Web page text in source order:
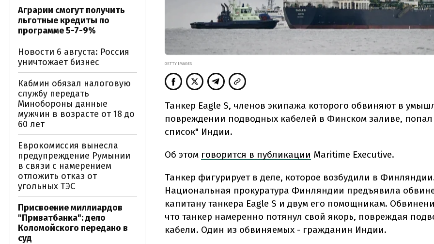
GETTY IMAGES
Танкер Eagle S, членов экипажа которого обвиняют в
повреждении подводных кабелей в Финском заливе,
список" Индии.
Об этом говорится в публикации Maritime Executive.
Танкер фигурирует в деле, которое возбудили в
Национальная прокуратура Финляндии предъявила
капитану танкера Eagle S и двум его помощникам.
что танкер намеренно потянул свой якорь, повреждая
кабели. Один из обвиняемых - гражданин Индии.
Аграрии смогут получить
льготные кредиты по
программе 5-7-9%
Новости 6 августа: Россия
уничтожает бизнес
Кабмин обязал налоговую
службу передать
Минобороны данные
мужчин в возрасте от 18 до
60 лет
Еврокомиссия вынесла
предупреждение Румынии
в связи с намерением
отложить отказ от
угольных ТЭС
Присвоение миллиардов
"Приватбанка": дело
Коломойского передано в
суд